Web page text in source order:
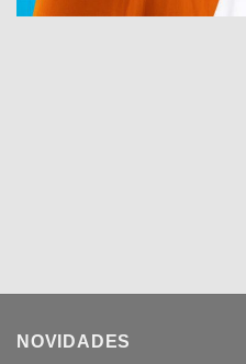
NOVIDADES